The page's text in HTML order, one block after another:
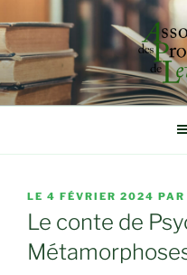
au
contenu
principal
Rassembler,
LE PUBLIÉ
4 FÉVRIER 2024 PAR
Le conte de